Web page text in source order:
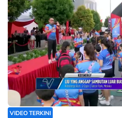
VIDEO TERKINI